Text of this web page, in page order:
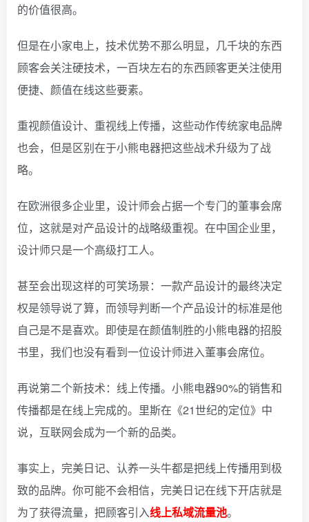
的价值很高。
但是在小家电上，技术优势不那么明显，几千块的东西
顾客会关注硬技术，一百块左右的东西顾客更关注使用
便捷、颜值在线这些要素。
重视颜值设计、重视线上传播，这些动作传统家电品牌
也会，但是区别在于小熊电器把这些战术升级为了战
略。
在欧洲很多企业里，设计师会占据一个专门的董事会席
位，这就是对产品设计的战略级重视。在中国企业里，
设计师只是一个高级打工人。
甚至会出现这样的可笑场景：一款产品设计的最终决定
权是领导说了算，而领导判断一个产品设计的标准是他
自己是不是喜欢。 即使是在颜值制胜的小熊电器的招股
书里，我们也没有看到一位设计师进入董事会席位。
再说第二个新技术：线上传播。小熊电器90%的销售和
传播都是在线上完成的。里斯在《21世纪的定位》中
说，互联网会成为一个新的品类。
事实上，完美日记、认养一头牛都是把线上传播用到极
致的品牌。你可能不会相信，完美日记在线下开店就是
为了获得流量，把顾客引入线上私域流量池。